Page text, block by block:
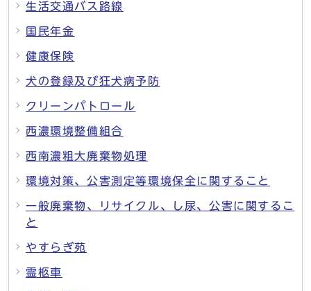
生活交通バス路線
国民年金
健康保険
犬の登録及び狂犬病予防
クリーンパトロール
西濃環境整備組合
西南濃粗大廃棄物処理
環境対策、公害測定等環境保全に関すること
一般廃棄物、リサイクル、し尿、公害に関するこ
と
やすらぎ苑
霊柩車